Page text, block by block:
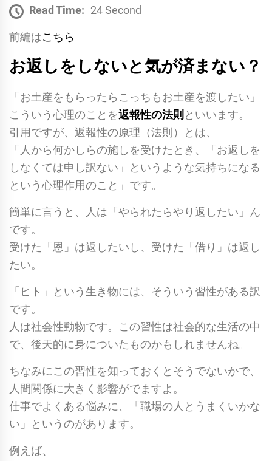
Read Time: 24 Second
前編はこちら
お返しをしないと気が済まない？
「お土産をもらったらこっちもお土産を渡したい」
こういう心理のことを返報性の法則 といいます。
引用ですが、返報性の原理（法則）とは、
「人から何かしらの施しを受けたとき、「お返しを
しなくては申し訳ない」というような気持ちになる
という心理作用のこと」です。
簡単に言うと、人は「やられたらやり返したい」ん
です。
受けた「恩」は返したいし、受けた「借り」は返し
たい。
「ヒト」という生き物には、そういう習性がある訳
です。
人は社会性動物です。この習性は社会的な生活の中
で、後天的に身についたものかもしれませんね。
ちなみにこの習性を知っておくとそうでないかで、
人間関係に大きく影響がでますよ。
仕事でよくある悩みに、「職場の人とうまくいかな
い」というのがあります。
例えば、